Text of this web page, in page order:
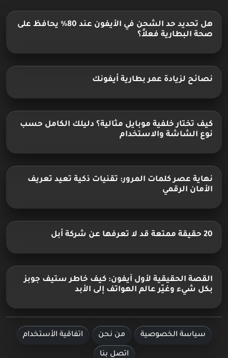
هل تحديد حد الشحن في الأيفون عند 80٪ يحافظ على
صحة البطارية فعلاً؟
نصائح لزيادة عمر بطارية أيفونك
كيف تختار خلفية موبايل مثالية؟ دليلك الكامل حسب
نوع الشاشة والاستخدام
نهاية عصر كلمات المرور: تقنيات ذكية تعيد تعريف
الأمان الرقمي
20 حقيقة ممتعة قد لا تعرفها عن شركة أبل
القصة الحقيقية لأول آيفون: كيف خاطر ستيف جوبز
بكل شيء وغيّر عالم الهواتف إلى الأبد
سياسة الخصوصية من نحن اتفاقية الأستخدام
اتصل بنا